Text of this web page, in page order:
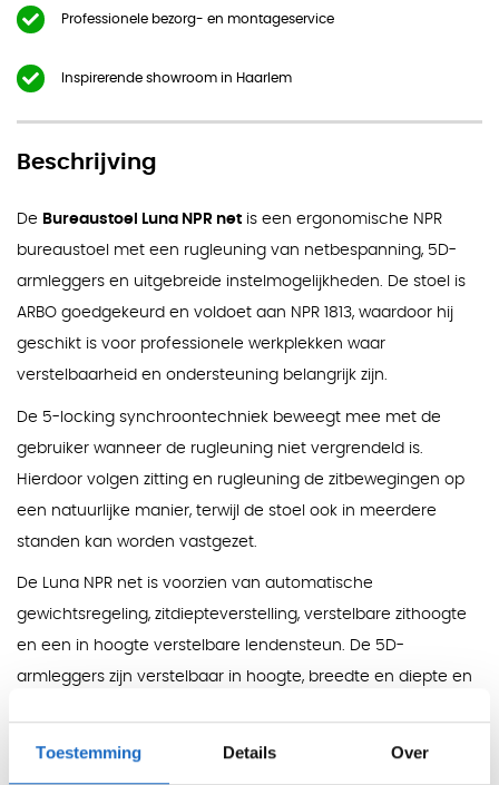
Toestemming Details Over
Professionele bezorg- en montageservice
Inspirerende showroom in Haarlem
Beschrijving
De Bureaustoel Luna NPR net is een ergonomische NPR
bureaustoel met een rugleuning van netbespanning, 5D-
armleggers en uitgebreide instelmogelijkheden. De stoel is
ARBO goedgekeurd en voldoet aan NPR 1813, waardoor hij
geschikt is voor professionele werkplekken waar
verstelbaarheid en ondersteuning belangrijk zijn.
De 5-locking synchroontechniek beweegt mee met de
gebruiker wanneer de rugleuning niet vergrendeld is.
Hierdoor volgen zitting en rugleuning de zitbewegingen op
een natuurlijke manier, terwijl de stoel ook in meerdere
standen kan worden vastgezet.
De Luna NPR net is voorzien van automatische
gewichtsregeling, zitdiepteverstelling, verstelbare zithoogte
en een in hoogte verstelbare lendensteun. De 5D-
armleggers zijn verstelbaar in hoogte, breedte en diepte en